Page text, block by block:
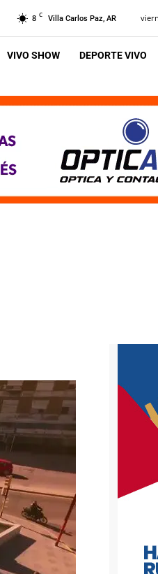
8 C Villa Carlos Paz, AR
VIVO SHOW DEPORTE VIVO